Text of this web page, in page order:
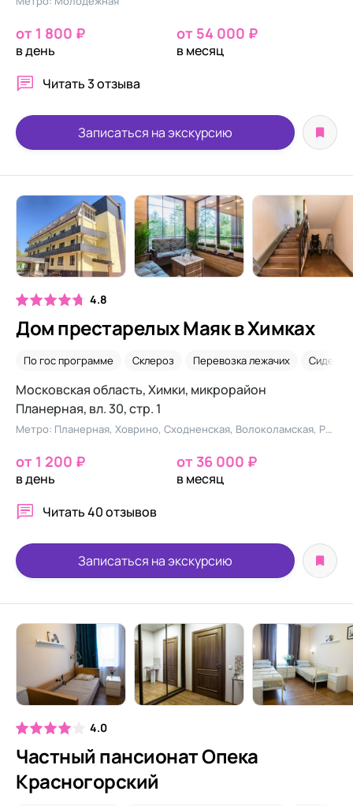
от 1 800 ₽
в день
от 54 000 ₽
в месяц
Читать3 отзыва
Записаться на экскурсию
4.8
Дом престарелых Маяк в Химках
По гос программе Склероз Перевозка лежачих Сиделки
Московская область, Химки, микрорайон
Планерная, вл. 30, стр. 1
Метро: Планерная, Ховрино, Сходненская, Волоколамская, Речной вокзал
от 1 200 ₽
в день
от 36 000 ₽
в месяц
Читать40 отзывов
Записаться на экскурсию
4.0
Частный пансионат Опека
Красногорский